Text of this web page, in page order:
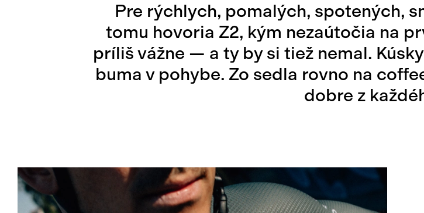
Pre rýchlych, pomalých, spotených,
tomu hovoria Z2, kým nezaútočia na
príliš vážne — a ty by si tiež nemal.
buma v pohybe. Zo sedla rovno na
dobre z